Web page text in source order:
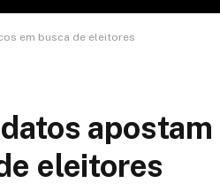
em busca de eleitores
apostam
eleitores